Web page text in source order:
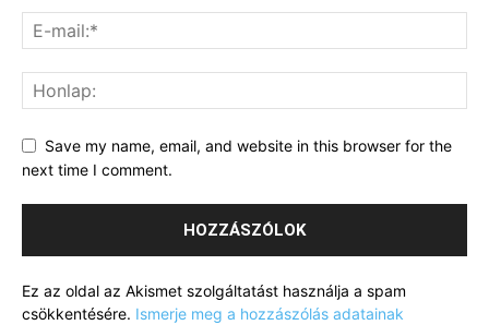
Save my name, email, and website in this browser for the
next time I comment.
Ez az oldal az Akismet szolgáltatást használja a spam
csökkentésére. Ismerje meg a hozzászólás adatainak